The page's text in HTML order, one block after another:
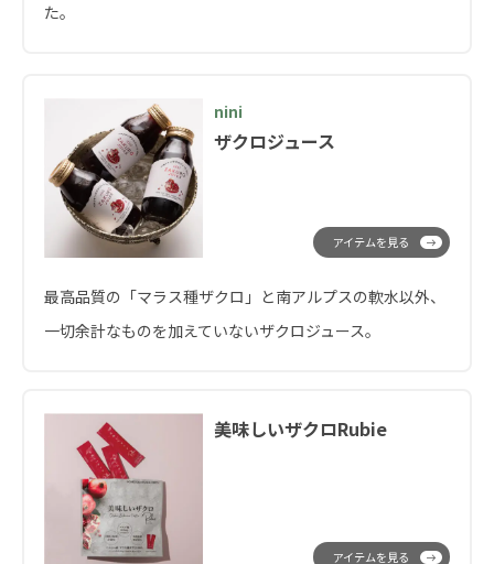
た。
ザクロジュース
nini
最高品質の「マラス種ザクロ」と南アルプスの軟水以外、
一切余計なものを加えていないザクロジュース。
アイテムを見る
美味しいザクロRubie
アイテムを見る